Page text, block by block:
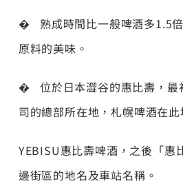
� 熟成時間比一般啤酒多1.5
原料的美味。
� 位於日本澀谷的惠比壽，最
司的總部所在地，札幌啤酒在
YEBISU惠比壽啤酒，之後「惠
邊街區的地名及車站名稱。